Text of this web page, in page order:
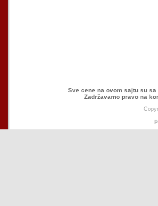
Sve cene na ovom sajtu su
Zadržavamo pravo na